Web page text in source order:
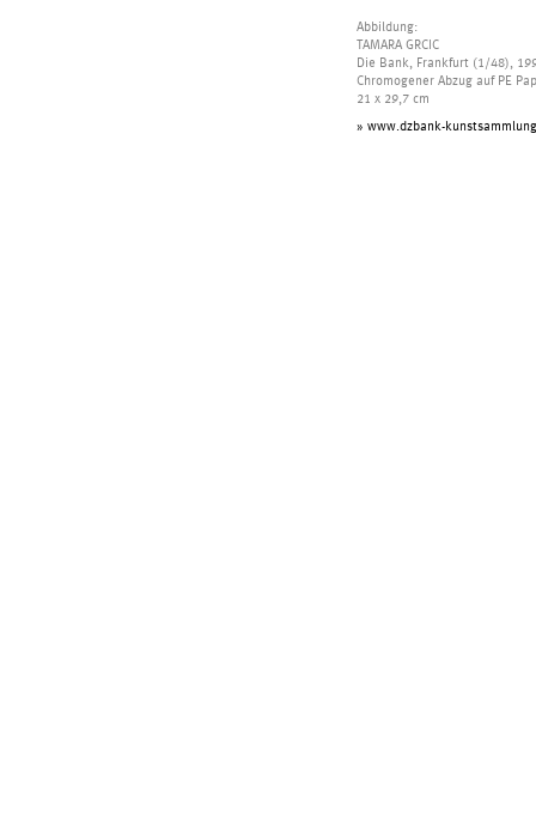
Abbildung:
TAMARA GRCIC
Die Bank, Frankfurt (1/48),
Chromogener Abzug auf PE
21 x 29,7 cm
» www.dzbank-